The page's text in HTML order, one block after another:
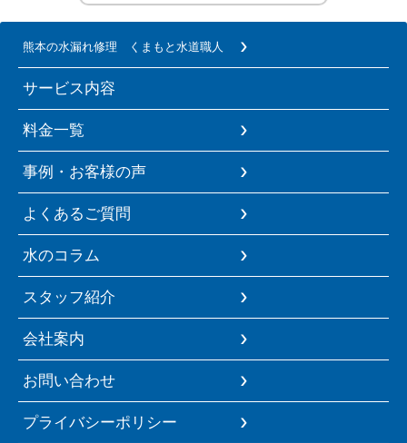
熊本の水漏れ修理 くまもと水道職人
サービス内容
料金一覧
事例・お客様の声
よくあるご質問
水のコラム
スタッフ紹介
会社案内
お問い合わせ
プライバシーポリシー